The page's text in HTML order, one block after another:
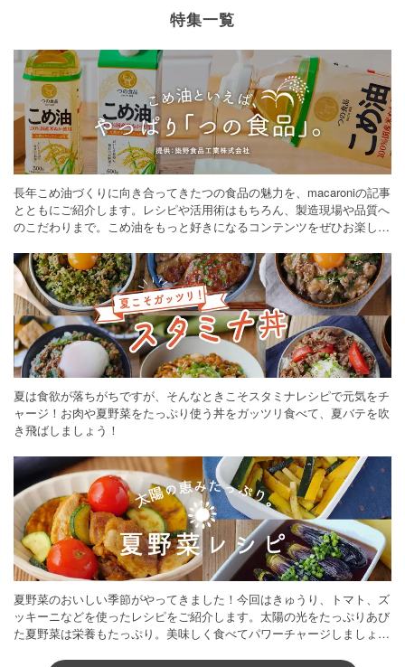
特集一覧
長年こめ油づくりに向き合ってきたつの食品の魅力を、macaroniの記事
とともにご紹介します。レシピや活用術はもちろん、製造現場や品質へ
のこだわりまで。こめ油をもっと好きになるコンテンツをぜひお楽しみ
夏は食欲が落ちがちですが、そんなときこそスタミナレシピで元気をチ
ャージ！お肉や夏野菜をたっぷり使う丼をガッツリ食べて、夏バテを吹
き飛ばしましょう！
夏野菜のおいしい季節がやってきました！今回はきゅうり、トマト、ズ
ッキーニなどを使ったレシピをご紹介します。太陽の光をたっぷりあび
た夏野菜は栄養もたっぷり。美味しく食べてパワーチャージしましょう